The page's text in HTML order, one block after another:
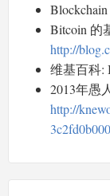
Blockchain
Bitcoin 的
http://
维基百科:
2013年愚
http://